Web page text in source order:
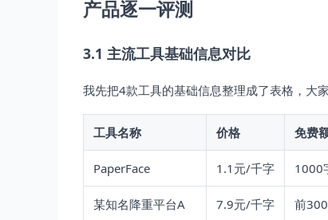
产品逐一评测
3.1 主流工具基础信息对比
我先把4款工具的基础信息整理成了表格，大
工具名称 价格 免费
PaperFace 1.1元/千字 1000
某知名降重平台A 7.9元/千字 前